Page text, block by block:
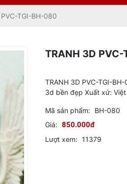
TGI-BH-080
TRANH 3D
TRANH 3D PVC-TGI-
3d bền đẹp Xuất xứ: Việt
Mã sản phẩm:
BH-080
Giá: 850.000đ
Lượt xem: 11379